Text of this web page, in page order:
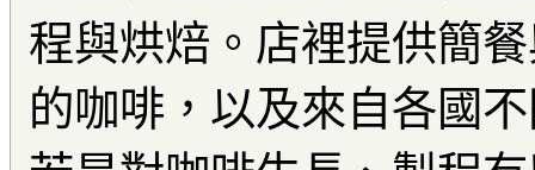
程與烘焙。店裡提供簡
的咖啡，以及來自各國